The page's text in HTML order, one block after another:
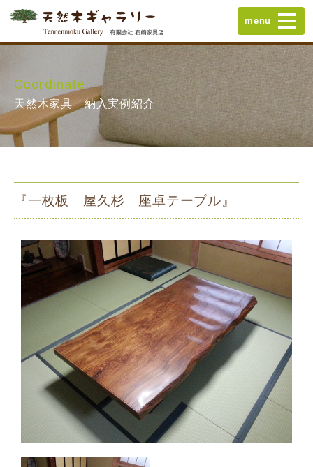
menu
Coordinate
天然木家具 納入実例紹介
『一枚板 屋久杉 座卓テーブル』